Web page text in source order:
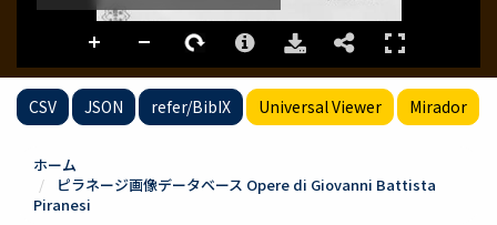
CSV JSON refer/BibIX Universal Viewer Mirador
ホーム
ピラネージ画像データベース Opere di Giovanni Battista
Piranesi